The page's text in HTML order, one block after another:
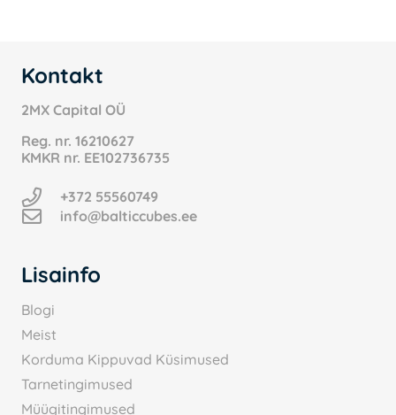
Kontakt
2MX Capital OÜ
Reg. nr. 16210627
KMKR nr. EE102736735
+372 55560749
info@balticcubes.ee
Lisainfo
Blogi
Meist
Korduma Kippuvad Küsimused
Tarnetingimused
Müügitingimused